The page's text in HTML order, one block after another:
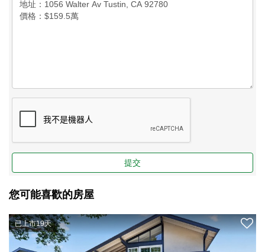
提交
您可能喜歡的房屋
已上市19天